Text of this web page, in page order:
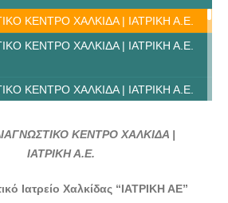
ΚΕΝΤΡΟ ΧΑΛΚΙΔΑ | ΙΑΤΡΙΚΗ Α.Ε.
ΚΕΝΤΡΟ ΧΑΛΚΙΔΑ | ΙΑΤΡΙΚΗ Α.Ε.
ΚΕΝΤΡΟ ΧΑΛΚΙΔΑ | ΙΑΤΡΙΚΗ Α.Ε.
ΚΕΝΤΡΟ ΧΑΛΚΙΔΑ | ΙΑΤΡΙΚΗ Α.Ε.
ΚΕΝΤΡΟ ΧΑΛΚΙΔΑ |
ΙΑΤΡΙΚΗ Α.Ε.
Ιατρείο Χαλκίδας “ΙΑΤΡΙΚΗ ΑΕ”